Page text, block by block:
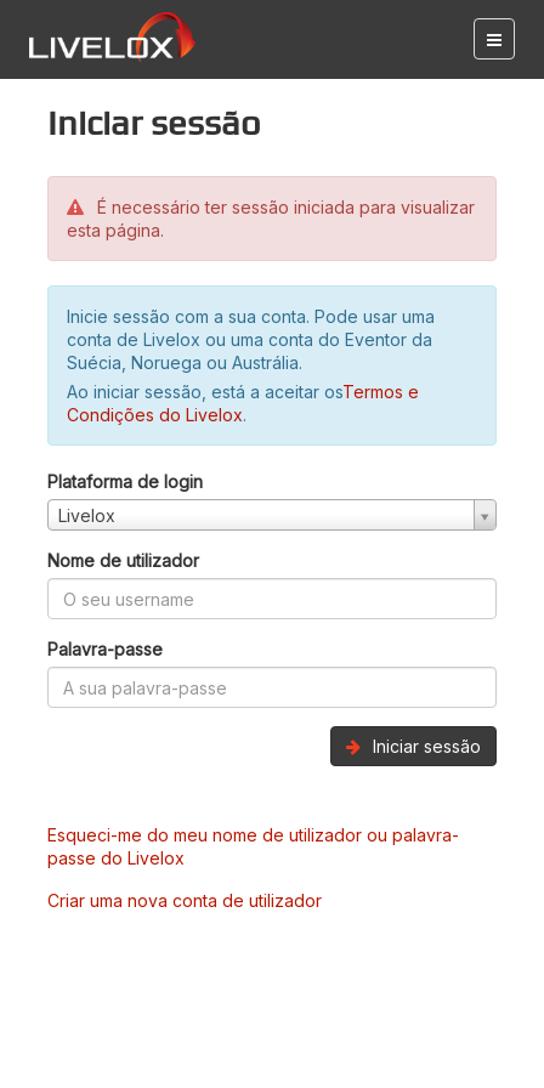
Iniciar sessão
É necessário ter sessão iniciada para visualizar
esta página.
Inicie sessão com a sua conta. Pode usar uma
conta de Livelox ou uma conta do Eventor da
Suécia, Noruega ou Austrália.
Ao iniciar sessão, está a aceitar osTermos e
Condições do Livelox.
Plataforma de login
Livelox
Nome de utilizador
Palavra-passe
Iniciar sessão
Esqueci-me do meu nome de utilizador ou palavra-
passe do Livelox
Criar uma nova conta de utilizador